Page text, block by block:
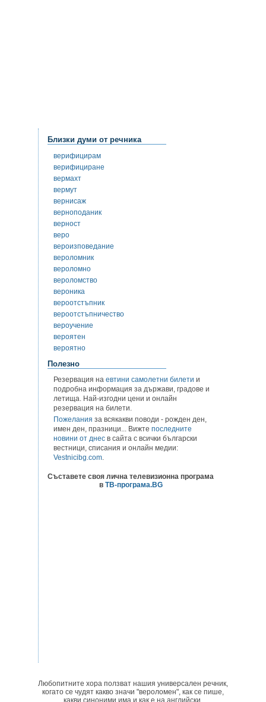
Близки думи от речника
верифицирам
верифициране
вермахт
вермут
вернисаж
верноподаник
верност
веро
вероизповедание
вероломник
вероломно
вероломство
вероника
вероотстъпник
вероотстъпничество
вероучение
вероятен
вероятно
Полезно
Резервация на евтини самолетни билети и
подробна информация за държави, градове и
летища. Най-изгодни цени и онлайн
резервация на билети.
Пожелания за всякакви поводи - рожден ден,
имен ден, празници... Вижте последните
новини от днес в сайта с всички български
вестници, списания и онлайн медии:
Vestnicibg.com.
Съставете своя лична телевизионна програма
в ТВ-програма.BG
Любопитните хора ползват нашия универсален речник,
когато се чудят какво значи "вероломен", как се пише,